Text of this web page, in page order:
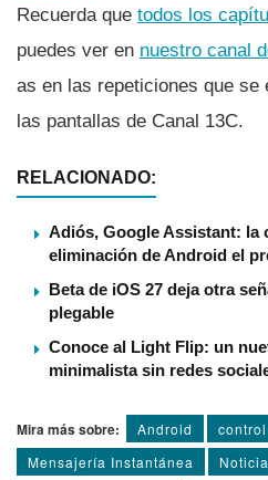
Recuerda que todos los
puedes ver en nuestro canal
as en las repeticiones que se
las pantallas de Canal 13C.
RELACIONADO:
Adiós, Google Assistant: la
eliminación de Android el
Beta de iOS 27 deja otra
plegable
Conoce al Light Flip: un
minimalista sin redes
Mira más sobre: Android
Mensajería Instantánea